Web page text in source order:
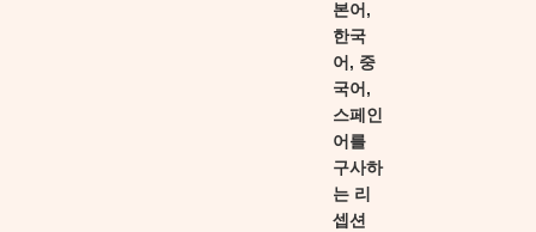
본어,
한국
어, 중
국어,
스페인
어를
구사하
는 리
셉션